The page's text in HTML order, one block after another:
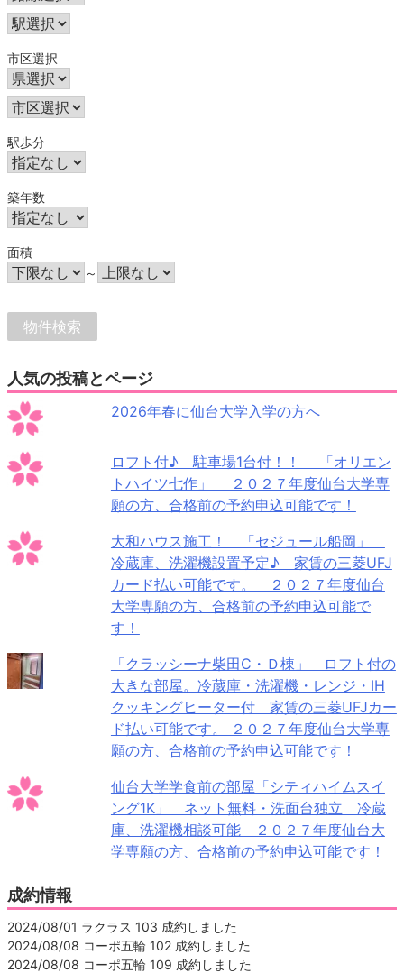
市区選択
駅歩分
築年数
面積
～
人気の投稿とページ
2026年春に仙台大学入学の方へ
ロフト付♪ 駐車場1台付！！ 「オリエン
トハイツ七作」 ２０２７年度仙台大学専
願の方、合格前の予約申込可能です！
大和ハウス施工！ 「セジュール船岡」
冷蔵庫、洗濯機設置予定♪ 家賃の三菱UFJ
カード払い可能です。 ２０２７年度仙台
大学専願の方、合格前の予約申込可能で
す！
「クラッシーナ柴田C・Ｄ棟」 ロフト付の
大きな部屋。冷蔵庫・洗濯機・レンジ・IH
クッキングヒーター付 家賃の三菱UFJカー
ド払い可能です。 ２０２７年度仙台大学専
願の方、合格前の予約申込可能です！
仙台大学学食前の部屋「シティハイムスイ
ング1K」 ネット無料・洗面台独立 冷蔵
庫、洗濯機相談可能 ２０２７年度仙台大
学専願の方、合格前の予約申込可能です！
成約情報
2024/08/01 ラクラス 103 成約しました
2024/08/08 コーポ五輪 102 成約しました
2024/08/08 コーポ五輪 109 成約しました